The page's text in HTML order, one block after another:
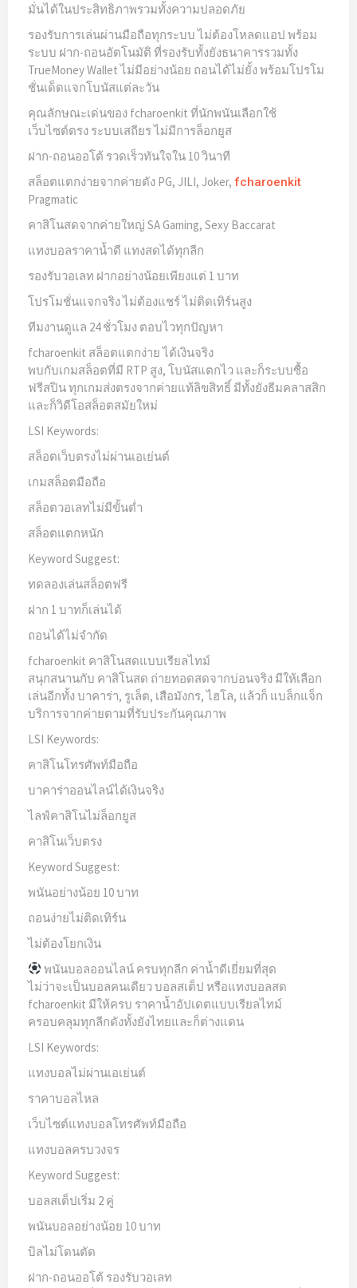
มั่นได้ในประสิทธิภาพรวมทั้งความปลอดภัย
รองรับการเล่นผ่านมือถือทุกระบบ ไม่ต้องโหลดแอป พร้อม
ระบบ ฝาก-ถอนอัตโนมัติ ที่รองรับทั้งยังธนาคารรวมทั้ง
TrueMoney Wallet ไม่มีอย่างน้อย ถอนได้ไม่ยั้ง พร้อมโปรโม
ชั่นเด็ดแจกโบนัสแต่ละวัน
คุณลักษณะเด่นของ fcharoenkit ที่นักพนันเลือกใช้
เว็บไซต์ตรง ระบบเสถียร ไม่มีการล็อกยูส
ฝาก-ถอนออโต้ รวดเร็วทันใจใน 10 วินาที
สล็อตแตกง่ายจากค่ายดัง PG, JILI, Joker, fcharoenkit
Pragmatic
คาสิโนสดจากค่ายใหญ่ SA Gaming, Sexy Baccarat
แทงบอลราคาน้ำดี แทงสดได้ทุกลีก
รองรับวอเลท ฝากอย่างน้อยเพียงแต่ 1 บาท
โปรโมชั่นแจกจริง ไม่ต้องแชร์ ไม่ติดเทิร์นสูง
ทีมงานดูแล 24 ชั่วโมง ตอบไวทุกปัญหา
fcharoenkit สล็อตแตกง่าย ได้เงินจริง
พบกับเกมสล็อตที่มี RTP สูง, โบนัสแตกไว และก็ระบบซื้อ
ฟรีสปิน ทุกเกมส่งตรงจากค่ายแท้ลิขสิทธิ์ มีทั้งยังธีมคลาสสิก
และก็วิดีโอสล็อตสมัยใหม่
LSI Keywords:
สล็อตเว็บตรงไม่ผ่านเอเย่นต์
เกมสล็อตมือถือ
สล็อตวอเลทไม่มีขั้นต่ำ
สล็อตแตกหนัก
Keyword Suggest:
ทดลองเล่นสล็อตฟรี
ฝาก 1 บาทก็เล่นได้
ถอนได้ไม่จำกัด
fcharoenkit คาสิโนสดแบบเรียลไทม์
สนุกสนานกับ คาสิโนสด ถ่ายทอดสดจากบ่อนจริง มีให้เลือก
เล่นอีกทั้ง บาคาร่า, รูเล็ต, เสือมังกร, ไฮโล, แล้วก็ แบล็กแจ็ก
บริการจากค่ายตามที่รับประกันคุณภาพ
LSI Keywords:
คาสิโนโทรศัพท์มือถือ
บาคาร่าออนไลน์ได้เงินจริง
ไลฟ์คาสิโนไม่ล็อกยูส
คาสิโนเว็บตรง
Keyword Suggest:
พนันอย่างน้อย 10 บาท
ถอนง่ายไม่ติดเทิร์น
ไม่ต้องโยกเงิน
พนันบอลออนไลน์ ครบทุกลีก ค่าน้ำดีเยี่ยมที่สุด
ไม่ว่าจะเป็นบอลคนเดียว บอลสเต็ป หรือแทงบอลสด
fcharoenkit มีให้ครบ ราคาน้ำอัปเดตแบบเรียลไทม์
ครอบคลุมทุกลีกดังทั้งยังไทยและก็ต่างแดน
LSI Keywords:
แทงบอลไม่ผ่านเอเย่นต์
ราคาบอลไหล
เว็บไซต์แทงบอลโทรศัพท์มือถือ
แทงบอลครบวงจร
Keyword Suggest:
บอลสเต็ปเริ่ม 2 คู่
พนันบอลอย่างน้อย 10 บาท
บิลไม่โดนตัด
ฝาก-ถอนออโต้ รองรับวอเลท